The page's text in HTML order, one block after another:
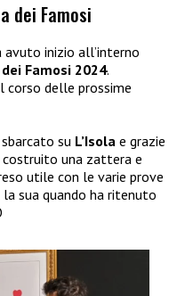
dei Famosi
avuto inizio all’interno
dei Famosi 2024.
corso delle prossime
su L’Isola e grazie
costruito una zattera e
utile con le varie prove
sua quando ha ritenuto